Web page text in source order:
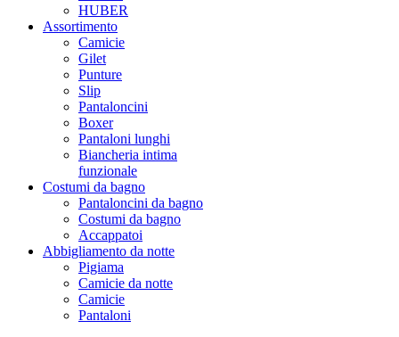
HUBER
Assortimento
Camicie
Gilet
Punture
Slip
Pantaloncini
Boxer
Pantaloni lunghi
Biancheria intima
funzionale
Costumi da bagno
Pantaloncini da bagno
Costumi da bagno
Accappatoi
Abbigliamento da notte
Pigiama
Camicie da notte
Camicie
Pantaloni